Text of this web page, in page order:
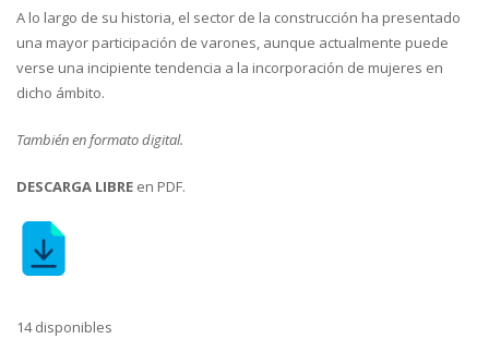
A lo largo de su historia, el sector de la construcción ha presentado
una mayor participación de varones, aunque actualmente puede
verse una incipiente tendencia a la incorporación de mujeres en
dicho ámbito.
También en formato digital.
DESCARGA LIBRE en PDF.
14 disponibles